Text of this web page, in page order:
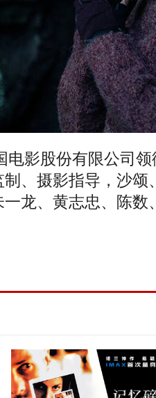
电影股份有限公司
、摄影指导，沙颂
龙、黄志忠、陈数